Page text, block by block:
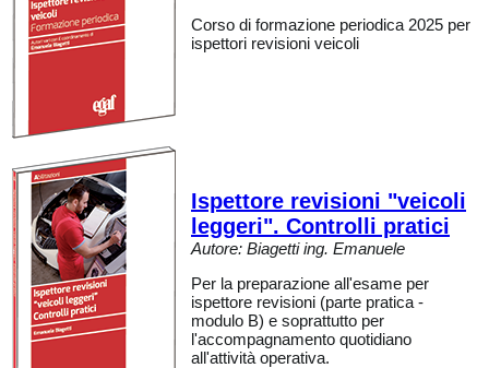
Corso di formazione periodica 2025 per
ispettori revisioni veicoli
Ispettore revisioni "veicoli
leggeri". Controlli pratici
Autore: Biagetti ing. Emanuele
Per la preparazione all'esame per
ispettore revisioni (parte pratica -
modulo B) e soprattutto per
l'accompagnamento quotidiano
all'attività operativa.